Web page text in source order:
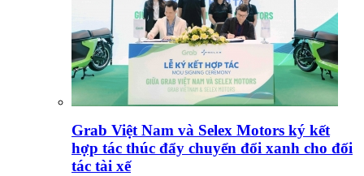
Grab Việt Nam và Selex Motors ký kết
hợp tác thúc đẩy chuyển đổi xanh cho đối
tác tài xế